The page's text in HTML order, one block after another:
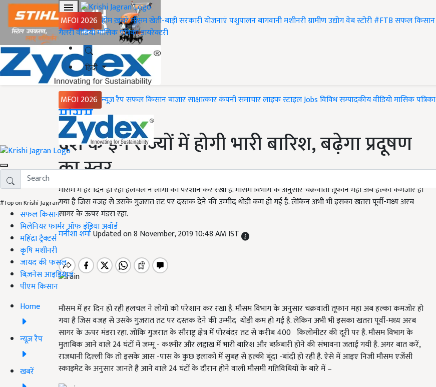
MFOI 2026 होमख़बरेंमौसमखेती-बाड़ीसरकारी योजनाएंपशुपालनबागवानीमशीनरीग्रामीण उद्योगवेब स्टोरी#FTBसफल किसान
गैलरीवीडियोमासिक पत्रिकाडायरेक्टरी
हिंदी
MFOI 2026 न्यूज़ रैपसफल किसानबाजारसाक्षात्कारकंपनी समाचारलाइफ स्टाइलJobsविविधसम्पादकीयवीडियोमासिक पत्रिका
#Top on Krishi Jagran
सफल किसान
मिलेनियर फार्मर ऑफ इंडिया अवॉर्ड
महिंद्रा ट्रैक्टर्स
कृषि मशीनरी
जायद की फसल
बिज़नेस आइडियाज
पीएम किसान
Home
न्यूज़ रैप
खबरें
Home
मौसम
देश के इन राज्यों में होगी भारी बारिश, बढ़ेगा प्रदूषण
का स्तर
मौसम में हर दिन हो रही हलचल ने लोगों को परेशान कर रखा है. मौसम विभाग के अनुसार चक्रवाती तूफान महा अब हल्का कमजोर हो
गया है जिस वजह से उसके गुजरात तट पर दस्तक देने की उम्मीद थोड़ी कम हो गई है. लेकिन अभी भी इसका खतरा पूर्वी-मध्य अरब
सागर के ऊपर मंडरा रहा.
मनीशा शर्माUpdated on 8 November, 2019 10:48 AM IST
मौसम में हर दिन हो रही हलचल ने लोगों को परेशान कर रखा है. मौसम विभाग के अनुसार चक्रवाती तूफान महा अब हल्का कमजोर हो
गया है जिस वजह से उसके गुजरात तट पर दस्तक देने की उम्मीद थोड़ी कम हो गई है. लेकिन अभी भी इसका खतरा पूर्वी-मध्य अरब
सागर के ऊपर मंडरा रहा. जोकि गुजरात के सौराष्ट्र क्षेत्र में पोरबंदर तट से करीब 400 किलोमीटर की दूरी पर है. मौसम विभाग के
मुताबिक आने वाले 24 घंटों में जम्मू - कश्मीर और लद्दाख में भारी बारिश और बर्फ़बारी होने की संभावना जताई गयी है. अगर बात करें,
राजधानी दिल्ली कि तो इसके आस -पास के कुछ इलाकों में सुबह से हल्की बूंदा -बांदी हो रही है. ऐसे में आइए निजी मौसम एजेंसी
स्काइमेट के अनुसार जानते है आने वाले 24 घंटों के दौरान होने वाली मौसमी गतिविधियों के बारे में –